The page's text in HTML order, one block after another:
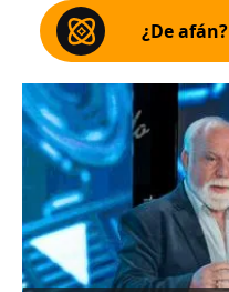
¿De afán?